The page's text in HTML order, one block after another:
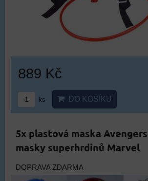
889 Kč
ks DO KOŠÍKU
5x plastová maska
masky superhrdinů Marvel
DOPRAVA ZDARMA